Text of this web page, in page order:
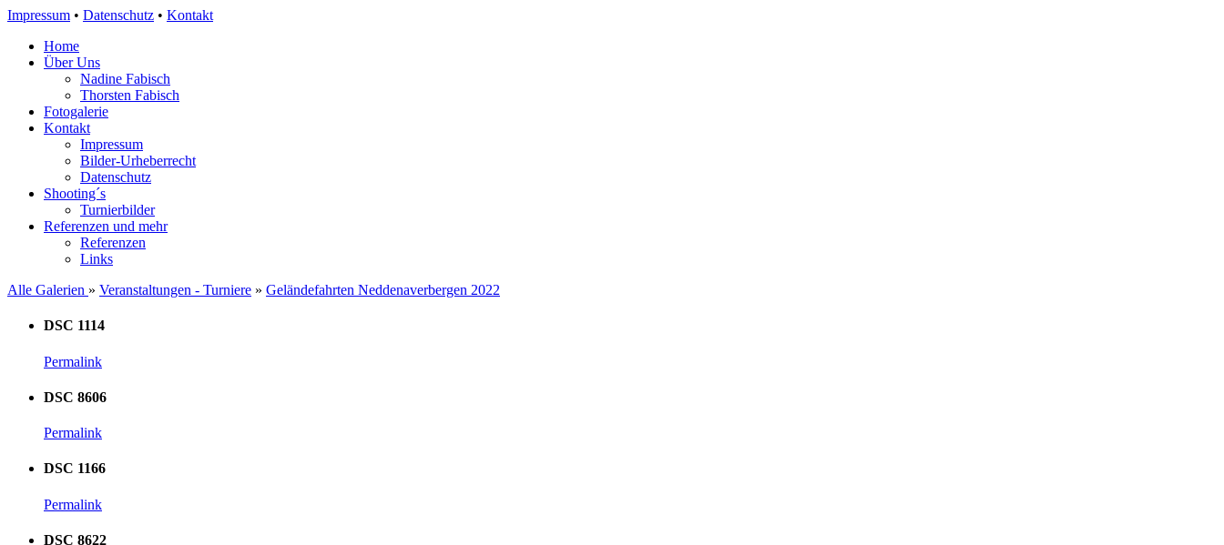
Impressum • Datenschutz • Kontakt
Home
Über Uns
Nadine Fabisch
Thorsten Fabisch
Fotogalerie
Kontakt
Impressum
Bilder-Urheberrecht
Datenschutz
Shooting´s
Turnierbilder
Referenzen und mehr
Referenzen
Links
Alle Galerien » Veranstaltungen - Turniere » Geländefahrten Neddenaverbergen 2022
DSC 1114
Permalink
DSC 8606
Permalink
DSC 1166
Permalink
DSC 8622